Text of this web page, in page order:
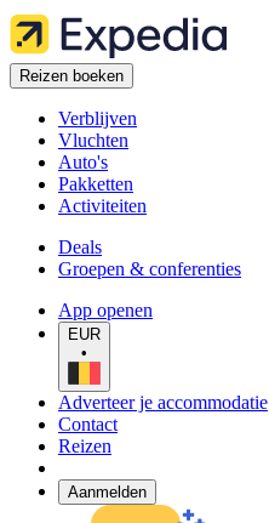
Reizen boeken
Verblijven
Vluchten
Auto's
Pakketten
Activiteiten
Deals
Groepen & conferenties
App openen
EUR
•
Adverteer je accommodatie
Contact
Reizen
Aanmelden